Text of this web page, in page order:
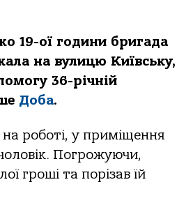
19-ої години бригада
на вулицю Київську,
36-річній
Доба.
роботі, у приміщення
Погрожуючи,
гроші та порізав їй